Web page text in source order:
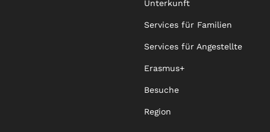
Unterkunft
Services für Familien
Services für Angestellte
Erasmus+
Besuche
Region